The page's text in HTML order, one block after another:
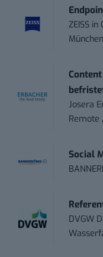
ZEISS in
München
Josera
Remote
Social
DVGW